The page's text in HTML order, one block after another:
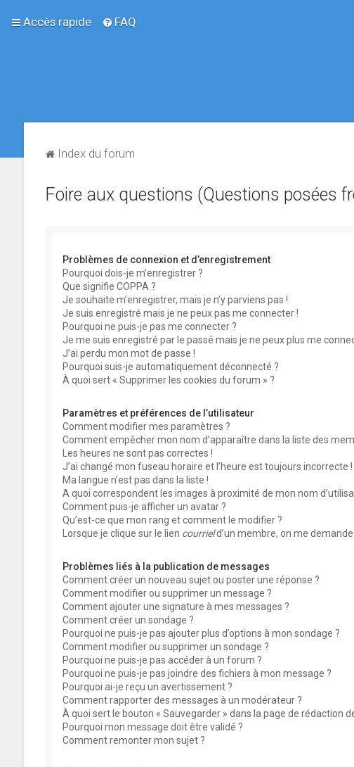
Accès rapide FAQ
Index du forum
Foire aux questions (Questions posées
Problèmes de connexion et d’enregistrement
Pourquoi dois-je m’enregistrer ?
Que signifie COPPA ?
Je souhaite m’enregistrer, mais je n’y parviens pas !
Je suis enregistré mais je ne peux pas me connecter !
Pourquoi ne puis-je pas me connecter ?
Je me suis enregistré par le passé mais je ne peux plus me
J’ai perdu mon mot de passe !
Pourquoi suis-je automatiquement déconnecté ?
À quoi sert « Supprimer les cookies du forum » ?
Paramètres et préférences de l’utilisateur
Comment modifier mes paramètres ?
Comment empêcher mon nom d’apparaître dans la liste des
Les heures ne sont pas correctes !
J’ai changé mon fuseau horaire et l’heure est toujours incorrecte !
Ma langue n’est pas dans la liste !
A quoi correspondent les images à proximité de mon nom
Comment puis-je afficher un avatar ?
Qu’est-ce que mon rang et comment le modifier ?
Lorsque je clique sur le lien courrield’un membre, on me
Problèmes liés à la publication de messages
Comment créer un nouveau sujet ou poster une réponse ?
Comment modifier ou supprimer un message ?
Comment ajouter une signature à mes messages ?
Comment créer un sondage ?
Pourquoi ne puis-je pas ajouter plus d’options à mon sondage ?
Comment modifier ou supprimer un sondage ?
Pourquoi ne puis-je pas accéder à un forum ?
Pourquoi ne puis-je pas joindre des fichiers à mon message ?
Pourquoi ai-je reçu un avertissement ?
Comment rapporter des messages à un modérateur ?
À quoi sert le bouton « Sauvegarder » dans la page de rédaction
Pourquoi mon message doit être validé ?
Comment remonter mon sujet ?